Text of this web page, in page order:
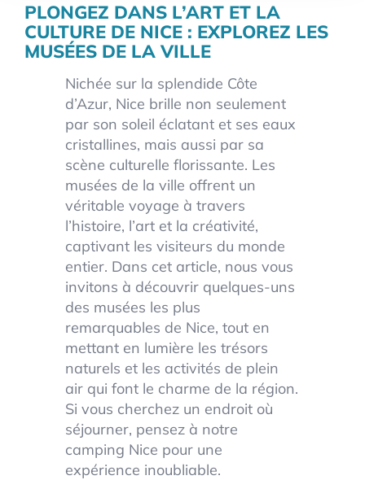
PLONGEZ DANS L’ART ET LA
CULTURE DE NICE : EXPLOREZ LES
MUSÉES DE LA VILLE
Nichée sur la splendide Côte
d’Azur, Nice brille non seulement
par son soleil éclatant et ses eaux
cristallines, mais aussi par sa
scène culturelle florissante. Les
musées de la ville offrent un
véritable voyage à travers
l’histoire, l’art et la créativité,
captivant les visiteurs du monde
entier. Dans cet article, nous vous
invitons à découvrir quelques-uns
des musées les plus
remarquables de Nice, tout en
mettant en lumière les trésors
naturels et les activités de plein
air qui font le charme de la région.
Si vous cherchez un endroit où
séjourner, pensez à notre
camping Nice pour une
expérience inoubliable.